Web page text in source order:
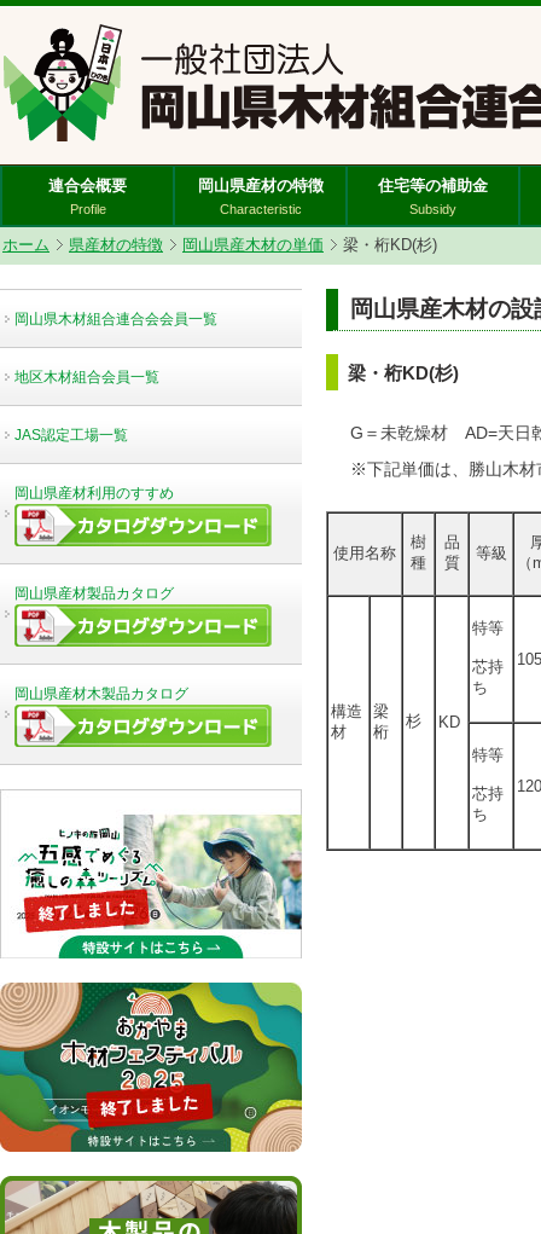
連合会概要
Profile
岡山県産材の特徴
Characteristic
住宅等の補助金
Subsidy
ホーム 県産材の特徴 岡山県産木材の単価 梁・桁KD(杉)
岡山県産木材の
梁・桁KD(杉)
G＝未乾燥材 AD=天日
※下記単価は、勝山木材
使用名称
樹
種
品
質
等級
構造
材
梁
桁
杉 KD
特等
芯持
ち
105
特等
芯持
ち
120
岡山県木材組合連合会会員一覧
地区木材組合会員一覧
JAS認定工場一覧
岡山県産材利用のすすめ
岡山県産材製品カタログ
岡山県産材木製品カタログ